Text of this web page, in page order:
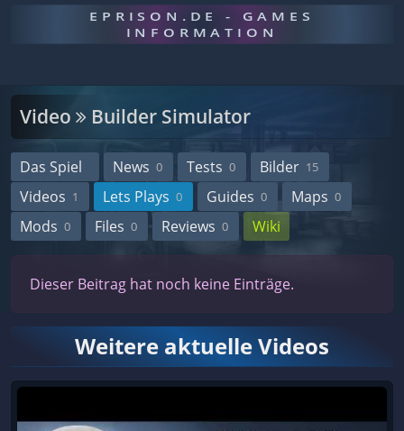
EPRISON.DE - GAMES
INFORMATION
Video Builder Simulator
Das Spiel News 0 Tests 0 Bilder 15
Videos 1 Lets Plays 0 Guides 0 Maps 0
Mods 0 Files 0 Reviews 0 Wiki
Dieser Beitrag hat noch keine Einträge.
Weitere aktuelle Videos